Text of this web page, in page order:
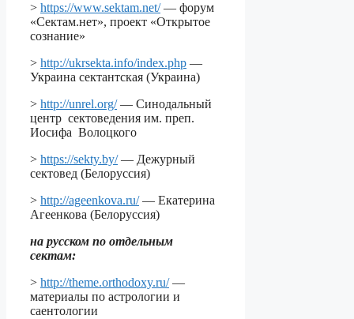
> https://www.sektam.net/— форум
«Сектам.нет», проект «Открытое
сознание»
> http://ukrsekta.info/index.php —
Украина сектантская (Украина)
> http://unrel.org/— Синодальный
центр сектоведения им. преп.
Иосифа Волоцкого
> https://sekty.by/— Дежурный
сектовед (Белоруссия)
> http://ageenkova.ru/— Екатерина
Агеенкова (Белоруссия)
на русском по отдельным
сектам:
> http://theme.orthodoxy.ru/—
материалы по астрологии и
саентологии